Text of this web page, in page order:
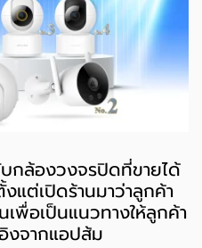
กล้องวงจรปิดที่ขายได้
แต่เปิดร้านมาว่าลูกค้า
พื่อเป็นแนวทางให้ลูกค้า
งจากแอปส้ม